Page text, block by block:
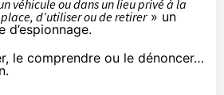
véhicule ou dans un lieu privé à la
d’utiliser ou de retirer» un
le comprendre ou le dénoncer…